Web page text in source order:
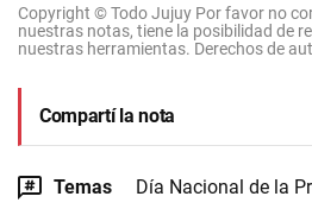
Copyright © Todo Jujuy Por favor no
nuestras notas, tiene la posibilidad de
nuestras herramientas. Derechos de
Compartí la nota
Temas
Día Nacional de la